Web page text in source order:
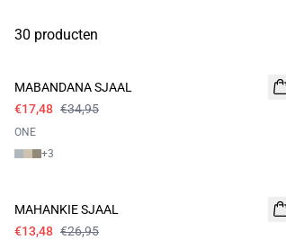
30 producten
MABANDANA SJAAL
€17,48 €34,95
ONE
+3
MAHANKIE SJAAL
€13,48 €26,95